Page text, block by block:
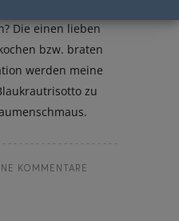
Die einen lieben
bzw. braten
werden meine
zu
KOMMENTARE